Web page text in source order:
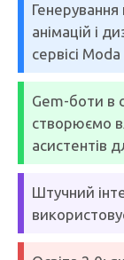
анімацій і
сервісі Moda
Gem-боти в
створюємо
асистентів
Штучний